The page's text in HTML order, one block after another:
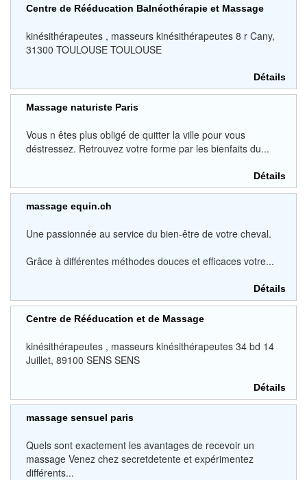
Centre de Rééducation Balnéothérapie et Massage
kinésithérapeutes , masseurs kinésithérapeutes 8 r Cany,
31300 TOULOUSE TOULOUSE
Détails
Massage naturiste Paris
Vous n êtes plus obligé de quitter la ville pour vous
déstressez. Retrouvez votre forme par les bienfaits du...
Détails
massage equin.ch
Une passionnée au service du bien-être de votre cheval.
Grâce à différentes méthodes douces et efficaces votre...
Détails
Centre de Rééducation et de Massage
kinésithérapeutes , masseurs kinésithérapeutes 34 bd 14
Juillet, 89100 SENS SENS
Détails
massage sensuel paris
Quels sont exactement les avantages de recevoir un
massage Venez chez secretdetente et expérimentez
différents...